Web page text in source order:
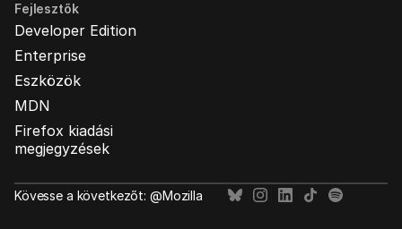
Fejlesztők
Developer Edition
Enterprise
Eszközök
MDN
Firefox kiadási
megjegyzések
Kövesse a következőt: @Mozilla